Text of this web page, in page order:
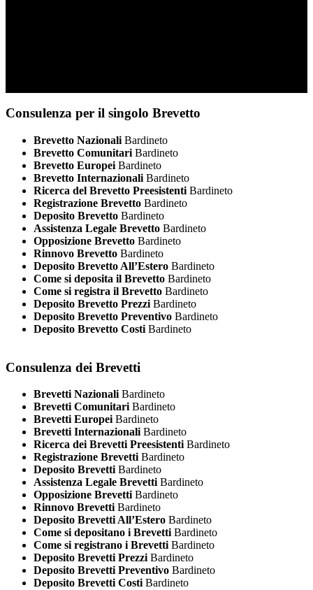
Consulenza per il singolo Brevetto
Brevetto Nazionali Bardineto
Brevetto Comunitari Bardineto
Brevetto Europei Bardineto
Brevetto Internazionali Bardineto
Ricerca del Brevetto Preesistenti Bardineto
Registrazione Brevetto Bardineto
Deposito Brevetto Bardineto
Assistenza Legale Brevetto Bardineto
Opposizione Brevetto Bardineto
Rinnovo Brevetto Bardineto
Deposito Brevetto All’Estero Bardineto
Come si deposita il Brevetto Bardineto
Come si registra il Brevetto Bardineto
Deposito Brevetto Prezzi Bardineto
Deposito Brevetto Preventivo Bardineto
Deposito Brevetto Costi Bardineto
Consulenza dei Brevetti
Brevetti Nazionali Bardineto
Brevetti Comunitari Bardineto
Brevetti Europei Bardineto
Brevetti Internazionali Bardineto
Ricerca dei Brevetti Preesistenti Bardineto
Registrazione Brevetti Bardineto
Deposito Brevetti Bardineto
Assistenza Legale Brevetti Bardineto
Opposizione Brevetti Bardineto
Rinnovo Brevetti Bardineto
Deposito Brevetti All’Estero Bardineto
Come si depositano i Brevetti Bardineto
Come si registrano i Brevetti Bardineto
Deposito Brevetti Prezzi Bardineto
Deposito Brevetti Preventivo Bardineto
Deposito Brevetti Costi Bardineto